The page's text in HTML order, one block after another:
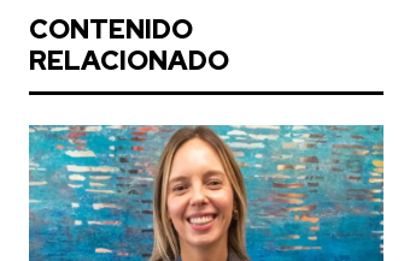
CONTENIDO
RELACIONADO